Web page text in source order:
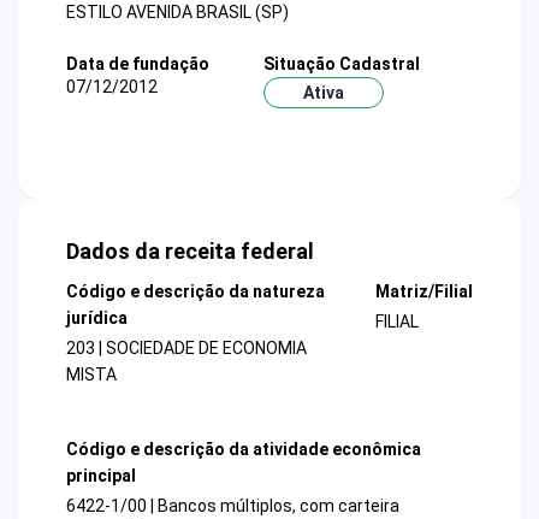
ESTILO AVENIDA BRASIL (SP)
Data de fundação
07/12/2012
Situação Cadastral
Ativa
Dados da receita federal
Código e descrição da natureza
jurídica
203 | SOCIEDADE DE ECONOMIA
MISTA
Matriz/Filial
FILIAL
Código e descrição da atividade econômica
principal
6422-1/00 | Bancos múltiplos, com carteira